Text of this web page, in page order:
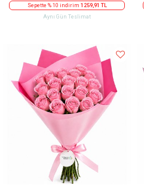
Sepette % 10 indirim 1259,91 TL
Aynı Gün Teslimat